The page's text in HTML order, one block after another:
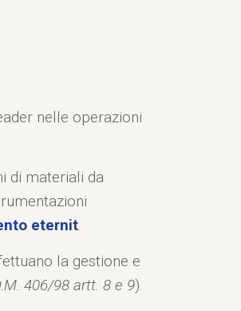
nelle operazioni
di materiali da
eternit.
la gestione e
406/98 artt. 8 e 9).